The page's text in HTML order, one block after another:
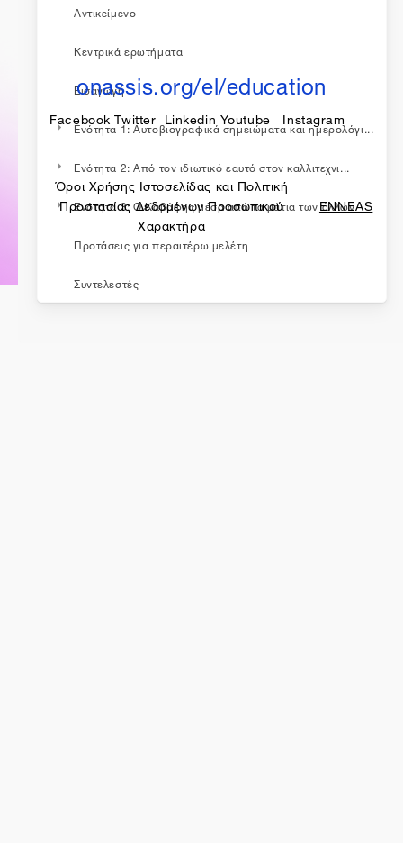
Αντικείμενο
Κεντρικά ερωτήματα
Εισαγωγή
Ενότητα 1: Αυτοβιογραφικά σημειώματα και ημερολόγι...
Ενότητα 2: Από τον ιδιωτικό εαυτό στον καλλιτεχνι...
Ενότητα 3: Ο Καβάφης μέσα από τα μάτια των άλλων
Προτάσεις για περαιτέρω μελέτη
Συντελεστές
η εκπαίδευση συνεχίζεται...
onassis.org/el/education
Facebook Twitter Linkedin Youtube Instagram
Όροι Χρήσης Ιστοσελίδας και Πολιτική
Προστασίας Δεδομένων Προσωπικού
Χαρακτήρα
ENNEAS